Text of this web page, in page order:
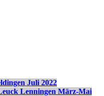
Juli 2022
Lenningen März-Mai